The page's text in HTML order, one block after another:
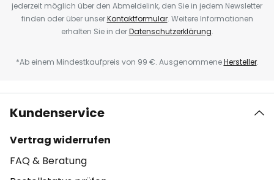
jederzeit möglich über den Abmeldelink, den Sie in jedem Newsletter
finden oder über unserKontaktformular. Weitere Informationen
erhalten Sie in derDatenschutzerklärung.
*Ab einem Mindestkaufpreis von 99 €. AusgenommeneHersteller.
Kundenservice
Vertrag widerrufen
FAQ & Beratung